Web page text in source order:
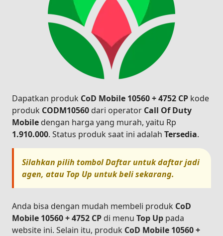
Dapatkan produk CoD Mobile 10560 + 4752 CP kode
produk CODM10560 dari operator Call Of Duty
Mobile dengan harga yang murah, yaitu Rp
1.910.000. Status produk saat ini adalah Tersedia.
Silahkan pilih tombolDaftaruntuk daftar jadi
agen, atau Top Up untuk beli sekarang.
Anda bisa dengan mudah membeli produk CoD
Mobile 10560 + 4752 CP di menu Top Up pada
website ini. Selain itu, produk CoD Mobile 10560 +